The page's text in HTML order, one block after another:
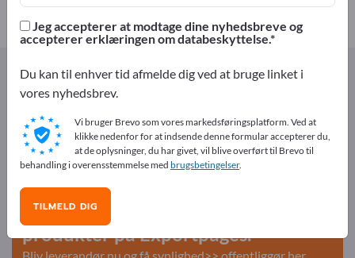
Exportpages
Næringsmidler og drikkevarer
Pølsetarme
Annoncer gratis på Exportpages!
Behov – Tilbud – Brugte varer – Forretningskontakter >>
start her
Offentliggør din virksomhed og dine
produkter på Exportpages.
Jeg accepterer at modtage dine nyhedsbreve og
accepterer erklæringen om databeskyttelse.
Du kan til enhver tid afmelde dig ved at bruge linket i
vores nyhedsbrev.
Vi bruger Brevo som vores markedsføringsplatform. Ved at
klikke nedenfor for at indsende denne formular accepterer du,
at de oplysninger, du har givet, vil blive overført til Brevo til
behandling i overensstemmelse med brugsbetingelser.
TILMELD DIG